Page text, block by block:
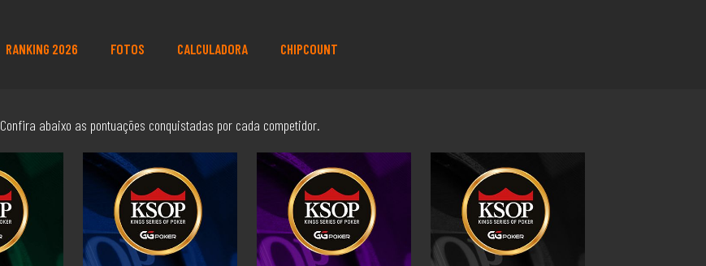
RANKING 2026 FOTOS CALCULADORA CHIPCOUNT
Confira abaixo as pontuações conquistadas por cada competidor.